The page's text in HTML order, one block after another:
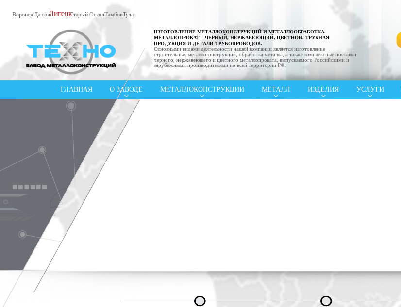
ВоронежДанковЛипецкСтарый ОсколТамбовТула
ИЗГОТОВЛЕНИЕ МЕТАЛЛОКОНСТРУКЦИЙ И МЕТАЛЛООБРАБОТКА.
МЕТАЛЛОПРОКАТ – ЧЕРНЫЙ, НЕРЖАВЕЮЩИЙ, ЦВЕТНОЙ. ТРУБНАЯ
ПРОДУКЦИЯ И ДЕТАЛИ ТРУБОПРОВОДОВ.
Основными видами деятельности нашей компании является изготовление
строительных металлоконструкций, обработка металла, а также комплексные поставки
черного, нержавеющего и цветного металлопроката, выпускаемого Российскими и
зарубежными производителями по всей территории РФ.
ГЛАВНАЯ О ЗАВОДЕ МЕТАЛЛОКОНСТРУКЦИИ МЕТАЛЛ ИЗДЕЛИЯ УСЛУГИ